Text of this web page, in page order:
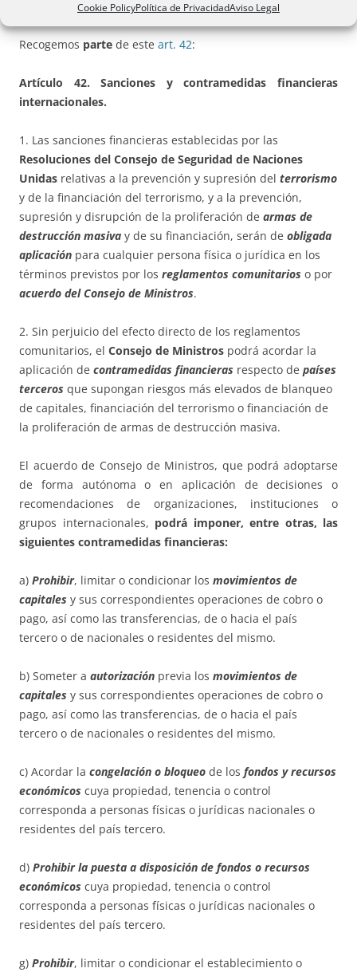
Cookie PolicyPolítica de PrivacidadAviso Legal
expresando el origen y contenido de la prohibición.
Recogemos parte de este art. 42:
Artículo 42. Sanciones y contramedidas financieras
internacionales.
1. Las sanciones financieras establecidas por las
Resoluciones del Consejo de Seguridad de Naciones
Unidas relativas a la prevención y supresión del terrorismo
y de la financiación del terrorismo, y a la prevención,
supresión y disrupción de la proliferación de armas de
destrucción masiva y de su financiación, serán de obligada
aplicación para cualquier persona física o jurídica en los
términos previstos por los reglamentos comunitarios o por
acuerdo del Consejo de Ministros.
2. Sin perjuicio del efecto directo de los reglamentos
comunitarios, el Consejo de Ministros podrá acordar la
aplicación de contramedidas financieras respecto de países
terceros que supongan riesgos más elevados de blanqueo
de capitales, financiación del terrorismo o financiación de
la proliferación de armas de destrucción masiva.
El acuerdo de Consejo de Ministros, que podrá adoptarse
de forma autónoma o en aplicación de decisiones o
recomendaciones de organizaciones, instituciones o
grupos internacionales, podrá imponer, entre otras, las
siguientes contramedidas financieras:
a) Prohibir, limitar o condicionar los movimientos de
capitales y sus correspondientes operaciones de cobro o
pago, así como las transferencias, de o hacia el país
tercero o de nacionales o residentes del mismo.
b) Someter a autorización previa los movimientos de
capitales y sus correspondientes operaciones de cobro o
pago, así como las transferencias, de o hacia el país
tercero o de nacionales o residentes del mismo.
c) Acordar la congelación o bloqueo de los fondos y recursos
económicos cuya propiedad, tenencia o control
corresponda a personas físicas o jurídicas nacionales o
residentes del país tercero.
d) Prohibir la puesta a disposición de fondos o recursos
económicos cuya propiedad, tenencia o control
corresponda a personas físicas o jurídicas nacionales o
residentes del país tercero.
g) Prohibir, limitar o condicionar el establecimiento o